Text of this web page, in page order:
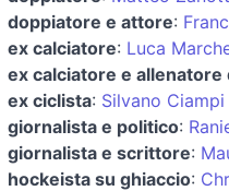
doppiatore e attore:
ex calciatore: Luca
ex calciatore e allenatore
ex ciclista: Silvano Ciampi
giornalista e politico:
giornalista e scrittore:
hockeista su ghiaccio: